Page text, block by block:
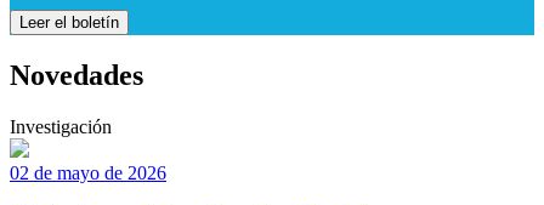
Leer el boletín
Novedades
Investigación
02 de mayo de 2026